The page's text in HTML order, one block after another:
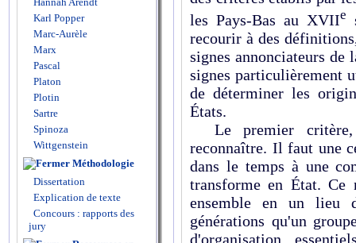
Karl Popper
Marc-Aurèle
Marx
Pascal
Platon
Plotin
Sartre
Spinoza
Wittgenstein
Méthodologie
Dissertation
Explication de texte
Concours : rapports des
jury
les Pays-Bas au XVIIe
recourir à des
signes annonciateurs de
signes particulièrement
de déterminer les
États.
Le premier critère,
reconnaître. Il faut une
dans le temps à une
transforme en État.
ensemble en un lieu
générations qu'un
d'organisation